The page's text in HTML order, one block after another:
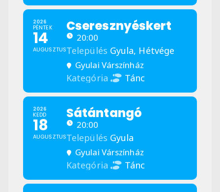
2026
PÉNTEK
14
AUGUSZTUS
Cseresznyéskert
20:00
Település Gyula, Hétvége
Gyulai Várszínház
Kategória Tánc
2026
KEDD
18
AUGUSZTUS
Sátántangó
20:00
Település Gyula
Gyulai Várszínház
Kategória Tánc